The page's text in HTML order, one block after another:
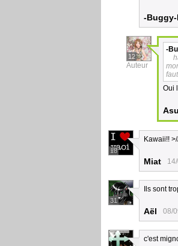
-
12
Auteur
-
Oui
18
Kawaii!!
Miat
31
Ils sont
Aël 08/
c'est